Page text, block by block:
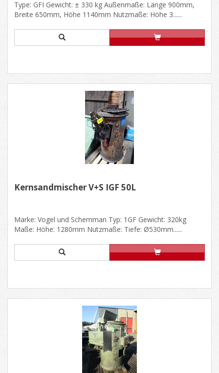
Type: GFI Gewicht: ± 330 kg Außenmaße: Länge 900mm,
Breite 650mm, Höhe 1140mm Nutzmaße: Höhe 3......
Kernsandmischer V+S IGF 50L
Marke: Vogel und Schemman Typ: 1GF Gewicht: 320kg
Maße: Höhe: 1280mm Nutzmaße: Tiefe: Ø530mm......